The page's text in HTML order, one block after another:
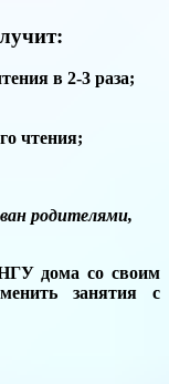
в 2-3 раза;
чтения;
родителями,
дома со своим
занятия с